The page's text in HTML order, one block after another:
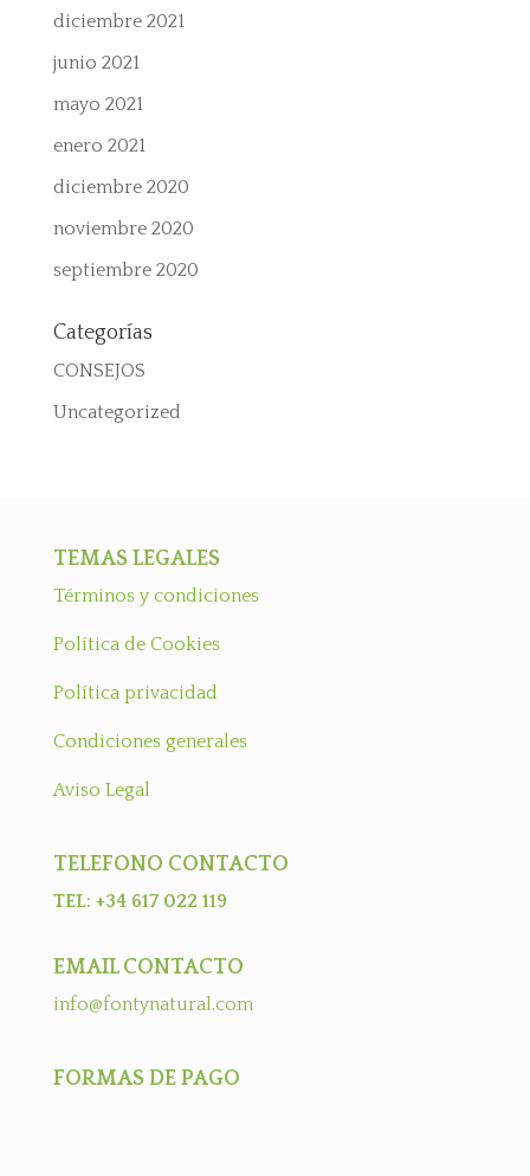
diciembre 2021
junio 2021
mayo 2021
enero 2021
diciembre 2020
noviembre 2020
septiembre 2020
Categorías
CONSEJOS
Uncategorized
TEMAS LEGALES
Términos y condiciones
Política de Cookies
Política privacidad
Condiciones generales
Aviso Legal
TELEFONO CONTACTO
TEL: +34 617 022 119
EMAIL CONTACTO
info@fontynatural.com
FORMAS DE PAGO